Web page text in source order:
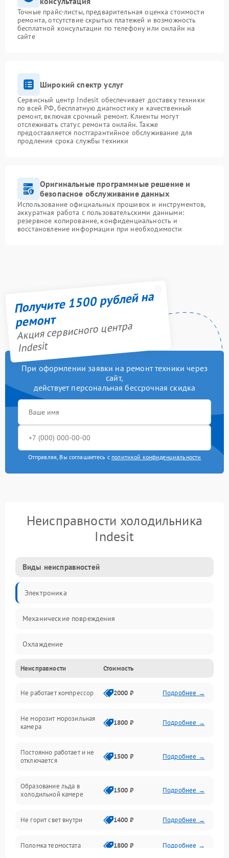
Точные прайс-листы, предварительная оценка стоимости
ремонта, отсутствие скрытых платежей и возможность
бесплатной консультации по телефону или онлайн на
сайте
Широкий спектр услуг
Сервисный центр Indesit обеспечивает доставку техники
по всей РФ, бесплатную диагностику и качественный
ремонт, включая срочный ремонт. Клиенты могут
отслеживать статус ремонта онлайн. Также
предоставляется постгарантийное обслуживание для
продления срока службы техники
Оригинальные программные решение и
безопасное обслуживание данных
Использование официальных прошивок и инструментов,
аккуратная работа с пользовательскими данными:
резервное копирование, конфиденциальность и
восстановление информации при необходимости
Получите 1500 рублей на
ремонт
Акция сервисного центра
Indesit
При оформлении заявки на ремонт техники через
сайт,
действует персональная бессрочная скидка
Отправляя, Вы соглашаетесь с политикой конфиденциальности
Неисправности холодильника
Indesit
Виды неисправностей
Электроника
Механические повреждения
Охлаждение
Механика
Электропитание
Дренаж
Неисправности Стоимость
Не работает компрессор 2000 ₽ Подробнее →
Не морозит морозильная
камера
1800 ₽ Подробнее →
Постоянно работает и не
отключается
1500 ₽ Подробнее →
Образование льда в
холодильной камере
1500 ₽ Подробнее →
Не горит свет внутри 1400 ₽ Подробнее →
Поломка термостата 1800 ₽ Подробнее →